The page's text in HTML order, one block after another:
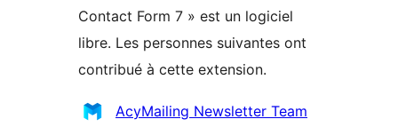
Contact Form 7 » est un logiciel
libre. Les personnes suivantes ont
contribué à cette extension.
Contributeurs
AcyMailing Newsletter Team